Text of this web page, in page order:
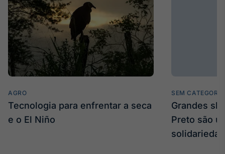
AGRO
Tecnologia para enfrentar a seca
e o El Niño
SEM CATEGORIA
Grandes
Preto são